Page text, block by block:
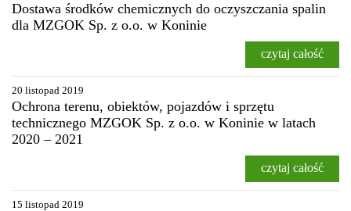
Dostawa środków chemicznych do oczyszczania spalin
dla MZGOK Sp. z o.o. w Koninie
czytaj całość
20 listopad 2019
Ochrona terenu, obiektów, pojazdów i sprzętu
technicznego MZGOK Sp. z o.o. w Koninie w latach
2020 – 2021
czytaj całość
15 listopad 2019